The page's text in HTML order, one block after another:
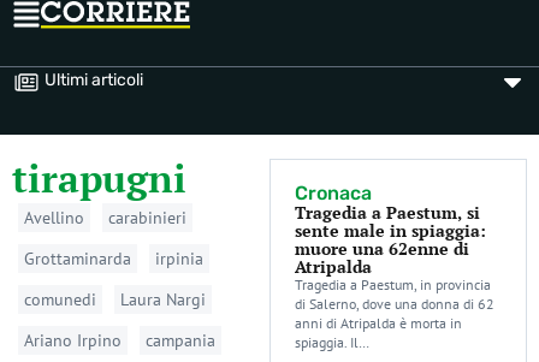
Ultimi articoli
tirapugni
Avellino
carabinieri
Grottaminarda
irpinia
comunedi
Laura Nargi
Ariano Irpino
campania
Cronaca
Tragedia a Paestum, si
sente male in spiaggia:
muore una 62enne di
Atripalda
Tragedia a Paestum, in provincia
di Salerno, dove una donna di 62
anni di Atripalda è morta in
spiaggia. Il…